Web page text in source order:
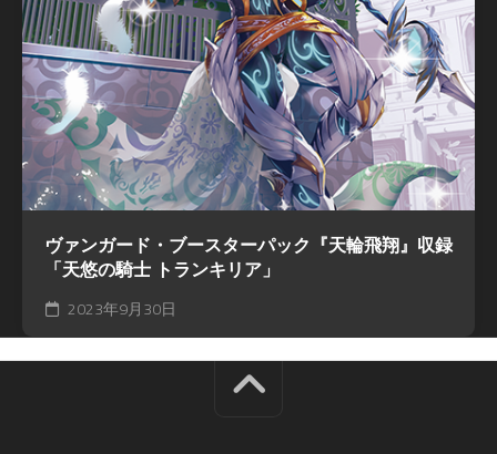
ヴァンガード・ブースターパック『天輪飛翔』収録
「天悠の騎士 トランキリア」
2023年9月30日